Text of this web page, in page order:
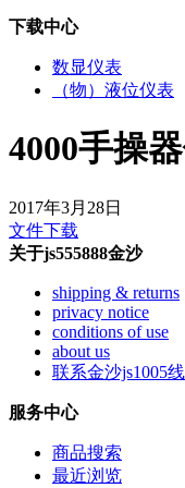
下载中心
数显仪表
（物）液位仪表
4000手操
2017年3月28日
文件下载
关于js555888金沙
shipping & returns
privacy notice
conditions of use
about us
联系金沙js1005
服务中心
商品搜索
最近浏览